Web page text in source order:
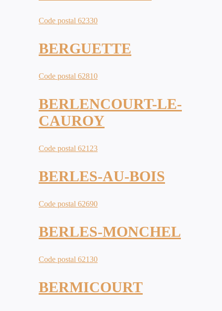
Code postal 62330
BERGUETTE
Code postal 62810
BERLENCOURT-LE-
CAUROY
Code postal 62123
BERLES-AU-BOIS
Code postal 62690
BERLES-MONCHEL
Code postal 62130
BERMICOURT